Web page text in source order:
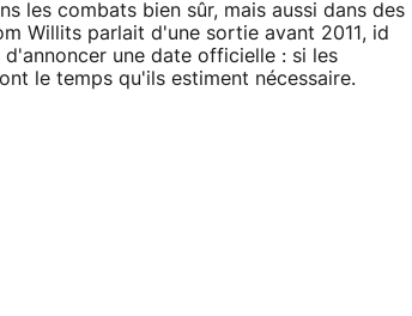
les combats bien sûr, mais aussi dans des
Willits parlait d'une sortie avant 2011, id
une date officielle : si les
le temps qu'ils estiment nécessaire.